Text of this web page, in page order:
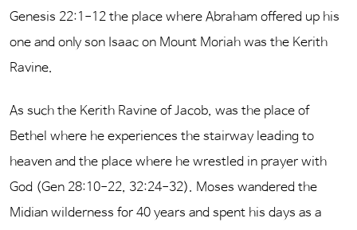
Genesis 22:1-12 the place where Abraham offered up his
one and only son Isaac on Mount Moriah was the Kerith
Ravine.
As such the Kerith Ravine of Jacob, was the place of
Bethel where he experiences the stairway leading to
heaven and the place where he wrestled in prayer with
God (Gen 28:10-22, 32:24-32). Moses wandered the
Midian wilderness for 40 years and spent his days as a